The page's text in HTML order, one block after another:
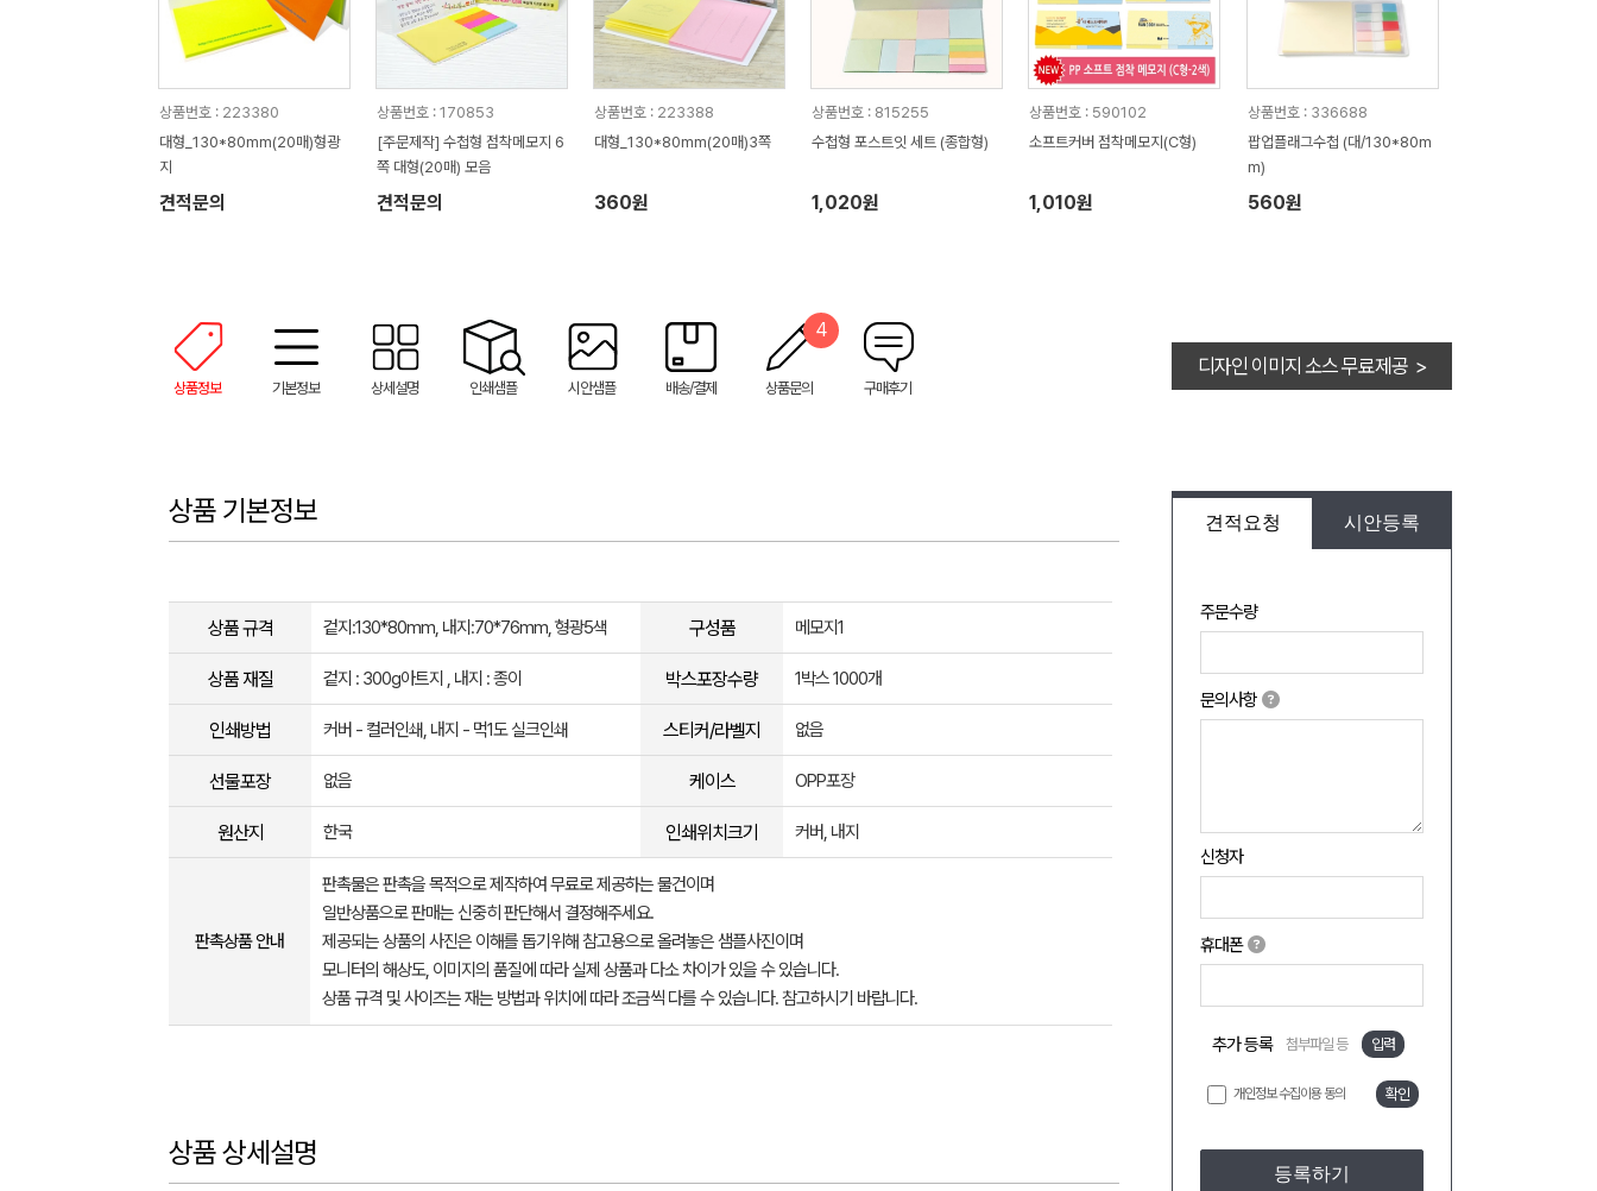
상품번호 : 223380
대형_130*80mm(20매)형광
지
견적문의
상품번호 : 170853
[주문제작] 수첩형 점착메모지 6
쪽 대형(20매) 모음
견적문의
상품번호 : 223388
대형_130*80mm(20매)3쪽
360원
상품번호 : 815255
수첩형 포스트잇 세트 (종합형)
1,020원
상품번호 : 590102
소프트커버 점착메모지(C형)
1,010원
상품번호 : 336688
팝업플래그수첩 (대/130*80m
m)
560원
상품정보 기본정보 상세설명 인쇄샘플 시안샘플 배송/결제 상품문의
4
구매후기
디자인 이미지 소스 무료제공 >
견적요청 시안등록
주문수량
문의사항
신청자
휴대폰
추가 등록 첨부파일 등 입력
개인정보 수집이용 동의 확인
등록하기
상품 기본정보
상품 규격 겉지:130*80mm, 내지:70*76mm, 형광5색 구성품 메모지1
상품 재질 겉지 : 300g아트지 , 내지 : 종이 박스포장수량 1박스 1000개
인쇄방법 커버 - 컬러인쇄, 내지 - 먹1도 실크인쇄 스티커/라벨지 없음
선물포장 없음 케이스 OPP포장
원산지 한국 인쇄위치크기 커버, 내지
판촉상품 안내
판촉물은 판촉을 목적으로 제작하여 무료로 제공하는 물건이며
일반상품으로 판매는 신중히 판단해서 결정해주세요.
제공되는 상품의 사진은 이해를 돕기위해 참고용으로 올려놓은 샘플사진이며
모니터의 해상도, 이미지의 품질에 따라 실제 상품과 다소 차이가 있을 수 있습니다.
상품 규격 및 사이즈는 재는 방법과 위치에 따라 조금씩 다를 수 있습니다. 참고하시기 바랍니다.
상품 상세설명